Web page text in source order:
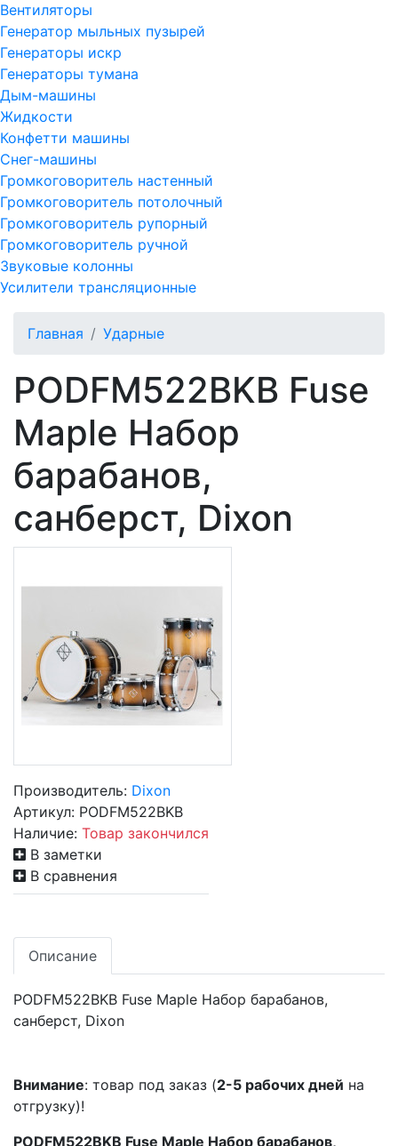
Вентиляторы
Генератор мыльных пузырей
Генераторы искр
Генераторы тумана
Дым-машины
Жидкости
Конфетти машины
Снег-машины
Громкоговоритель настенный
Громкоговоритель потолочный
Громкоговоритель рупорный
Громкоговоритель ручной
Звуковые колонны
Усилители трансляционные
Главная Ударные
PODFM522BKB Fuse
Maple Набор
барабанов,
санберст, Dixon
Производитель: Dixon
Артикул: PODFM522BKB
Наличие: Товар закончился
В заметки
В сравнения
Описание
PODFM522BKB Fuse Maple Набор барабанов,
санберст, Dixon
Внимание: товар под заказ (2-5 рабочих дней на
отгрузку)!
PODFM522BKB Fuse Maple Набор барабанов,